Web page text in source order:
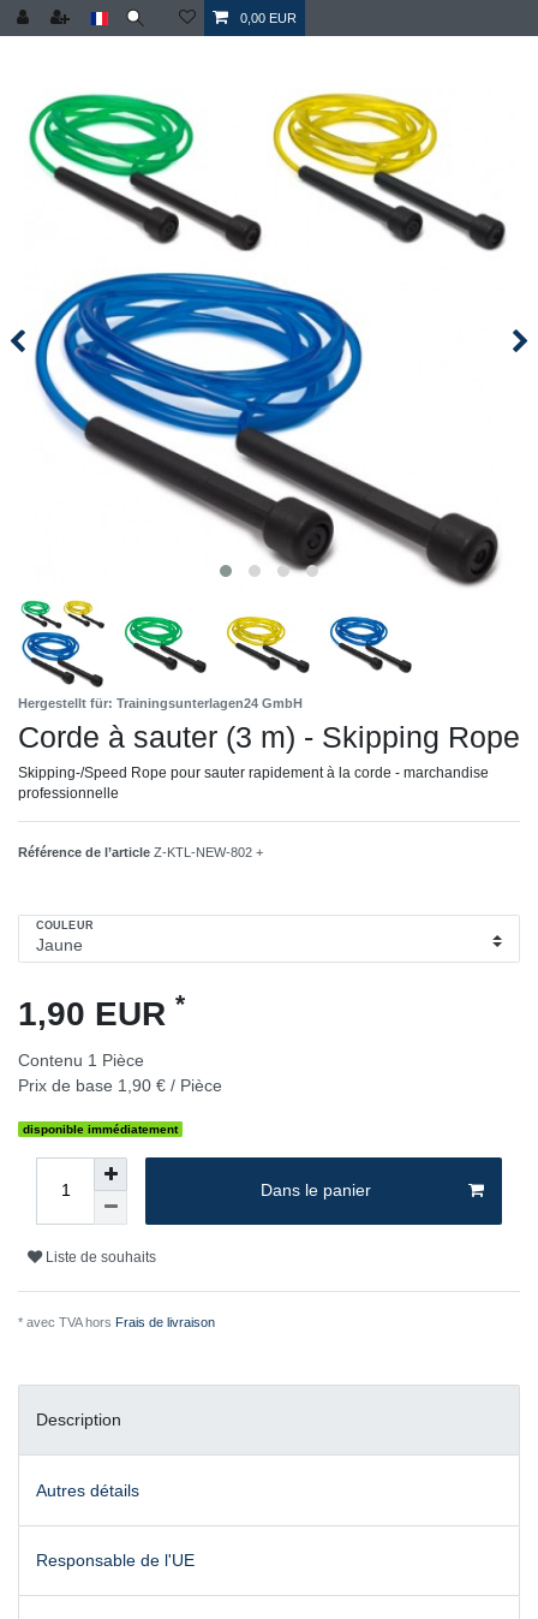
0,00 EUR
Hergestellt für: Trainingsunterlagen24 GmbH
Corde à sauter (3 m) - Skipping Rope
Skipping-/Speed Rope pour sauter rapidement à la corde - marchandise
professionnelle
Référence de l’article Z-KTL-NEW-802 +
COULEUR
1,90 EUR *
Contenu 1 Pièce
Prix de base 1,90 € / Pièce
disponible immédiatement
Dans le panier
Liste de souhaits
* avec TVA hors Frais de livraison
Description
Autres détails
Responsable de l'UE